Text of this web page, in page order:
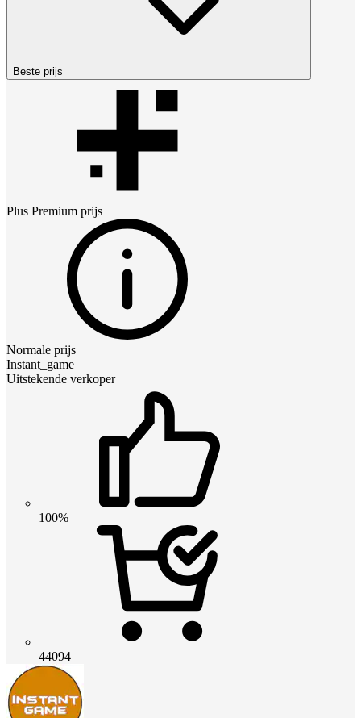
Beste prijs
Plus Premium prijs
Normale prijs
Instant_game
Uitstekende verkoper
100%
44094